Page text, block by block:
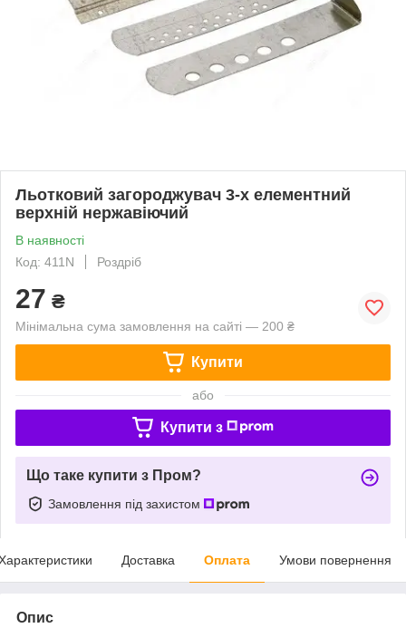
Льотковий загороджувач 3-х елементний
верхній нержавіючий
В наявності
Код: 411N
Роздріб
27 ₴
Мінімальна сума замовлення на сайті — 200 ₴
Купити
або
Купити з
Що таке купити з Пром?
Замовлення під захистом
Доставка Оплата Умови повернення
Опис